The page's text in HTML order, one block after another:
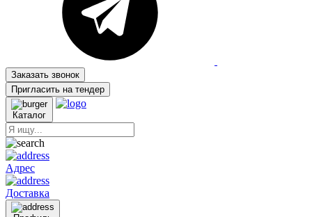
Заказать звонок
Пригласить на тендер
Каталог
Адрес
Доставка